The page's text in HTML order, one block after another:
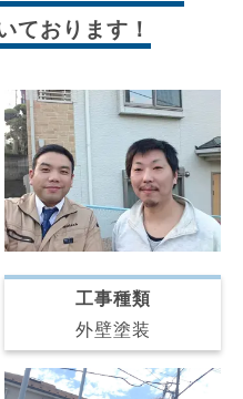
ております！
工事種類
外壁塗装